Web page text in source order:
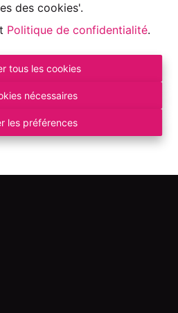
des cookies'.
Politique de confidentialité.
tous les cookies
nécessaires
les préférences
1000 Bruxelles. Sous
l\'agent immobilier
-Conditions